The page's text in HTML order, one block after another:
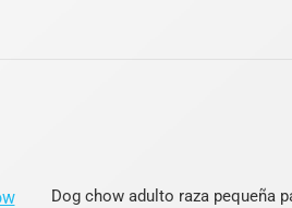
Dog chow adulto raza pequeña